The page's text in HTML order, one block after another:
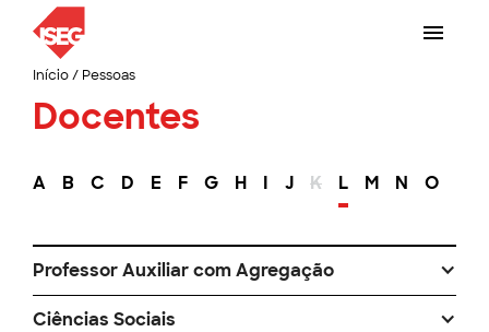
Início/ Pessoas
Docentes
A B C D E F G H I J K L M N O
Professor Auxiliar com Agregação
Ciências Sociais